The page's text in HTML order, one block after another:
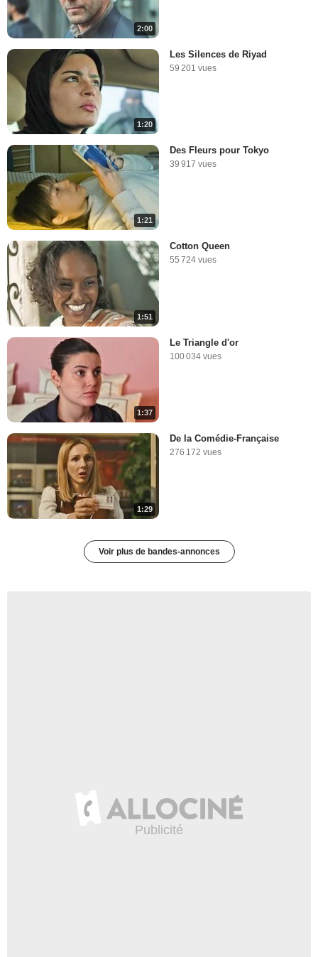
2:00
1:20
Les Silences de Riyad
59 201 vues
1:21
Des Fleurs pour Tokyo
39 917 vues
1:51
Cotton Queen
55 724 vues
1:37
Le Triangle d'or
100 034 vues
1:29
De la Comédie-Française
276 172 vues
Voir plus de bandes-annonces